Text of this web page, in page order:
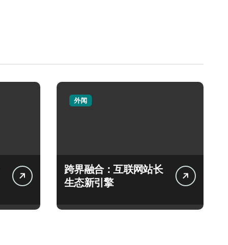
外闻
跨界融合：互联网站长
生态新引擎